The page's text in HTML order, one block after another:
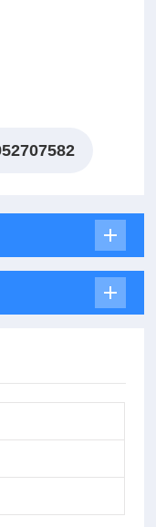
充电状态下测量。